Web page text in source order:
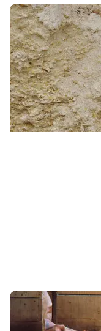
Conservation -
conditions
Qu'il soit conservé
grain humide doit
09 OCT. 2014
Qualité des
être valorisés